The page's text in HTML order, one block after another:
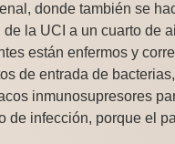
donde también se
la UCI a un cuarto de
están enfermos y
de entrada de
inmunosupresores
de infección, porque el